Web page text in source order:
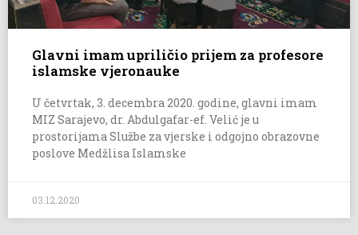
Glavni imam upriličio prijem za profesore
islamske vjeronauke
U četvrtak, 3. decembra 2020. godine, glavni imam
MIZ Sarajevo, dr. Abdulgafar-ef. Velić je u
prostorijama Službe za vjerske i odgojno obrazovne
poslove Medžlisa Islamske
03.12.2020